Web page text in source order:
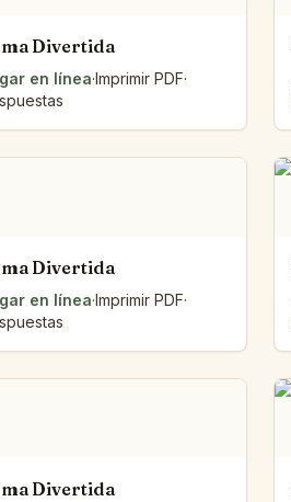
Divertida
en línea·Imprimir PDF·
Divertida
en línea·Imprimir PDF·
Divertida